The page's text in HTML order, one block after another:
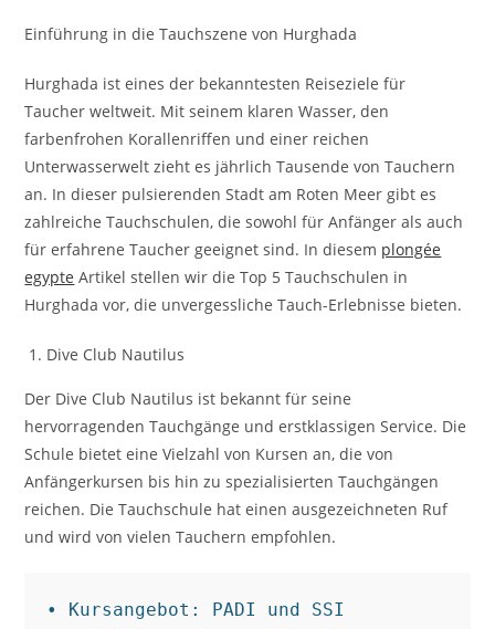
Einführung in die Tauchszene von Hurghada
Hurghada ist eines der bekanntesten Reiseziele für
Taucher weltweit. Mit seinem klaren Wasser, den
farbenfrohen Korallenriffen und einer reichen
Unterwasserwelt zieht es jährlich Tausende von Tauchern
an. In dieser pulsierenden Stadt am Roten Meer gibt es
zahlreiche Tauchschulen, die sowohl für Anfänger als auch
für erfahrene Taucher geeignet sind. In diesem plongée
egypte Artikel stellen wir die Top 5 Tauchschulen in
Hurghada vor, die unvergessliche Tauch-Erlebnisse bieten.
Dive Club Nautilus
Der Dive Club Nautilus ist bekannt für seine
hervorragenden Tauchgänge und erstklassigen Service. Die
Schule bietet eine Vielzahl von Kursen an, die von
Anfängerkursen bis hin zu spezialisierten Tauchgängen
reichen. Die Tauchschule hat einen ausgezeichneten Ruf
und wird von vielen Tauchern empfohlen.
• Kursangebot: PADI und SSI